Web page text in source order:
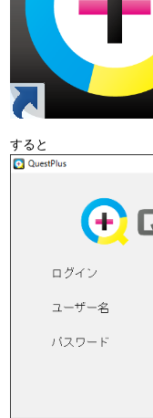
すると